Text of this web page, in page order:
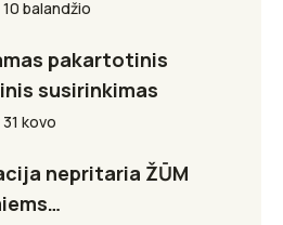
balandžio
pakartotinis
susirinkimas
kovo
nepritaria ŽŪM